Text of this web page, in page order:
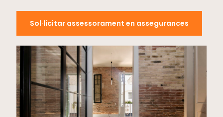
Sol·licitar assessorament en assegurances